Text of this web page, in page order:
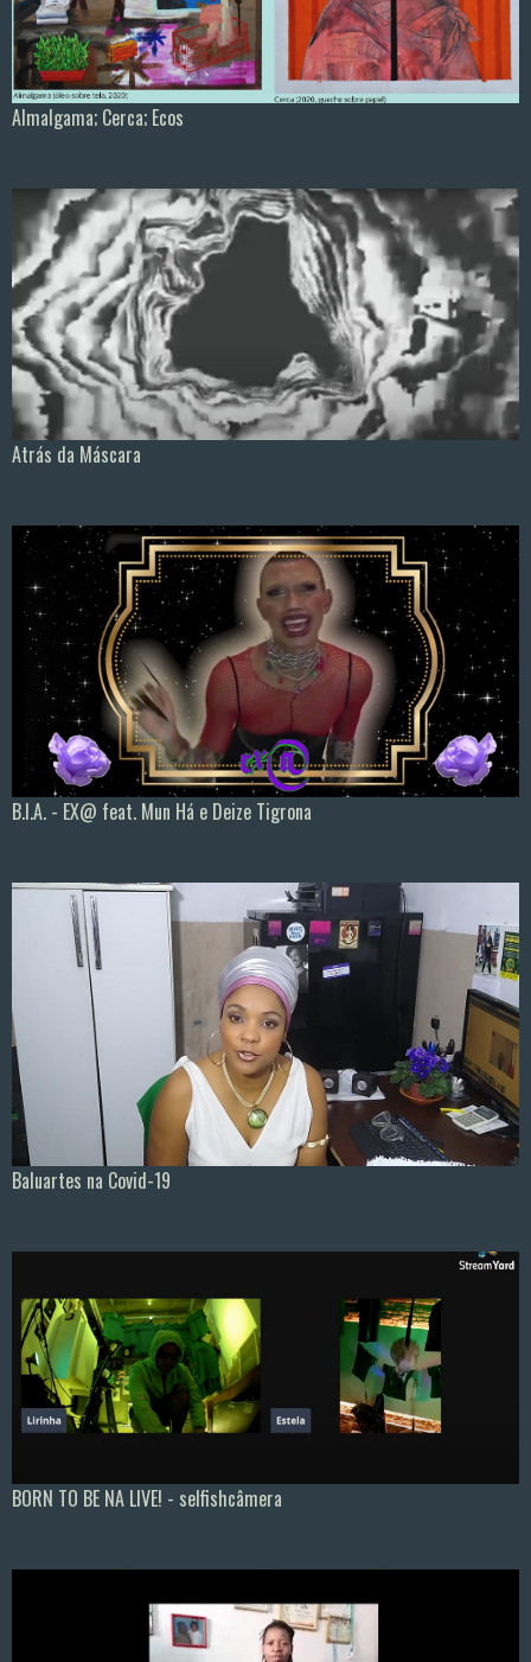
Almalgama; Cerca; Ecos
Atrás da Máscara
B.I.A. - EX@ feat. Mun Há e Deize Tigrona
Baluartes na Covid-19
BORN TO BE NA LIVE! - selfishcâmera